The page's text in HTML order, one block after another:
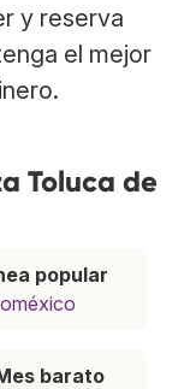
y reserva
el mejor
Toluca de
popular
barato